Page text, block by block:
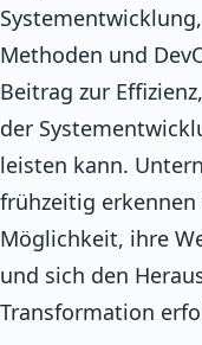
Methoden und
Beitrag zur
der
leisten kann.
frühzeitig
Möglichkeit, ihre
und sich den
Transformation